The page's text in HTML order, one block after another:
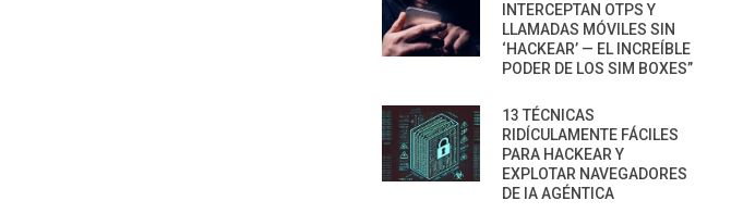
INTERCEPTAN OTPS Y
LLAMADAS MÓVILES SIN
‘HACKEAR’ — EL INCREÍBLE
PODER DE LOS SIM BOXES”
13 TÉCNICAS
RIDÍCULAMENTE FÁCILES
PARA HACKEAR Y
EXPLOTAR NAVEGADORES
DE IA AGÉNTICA